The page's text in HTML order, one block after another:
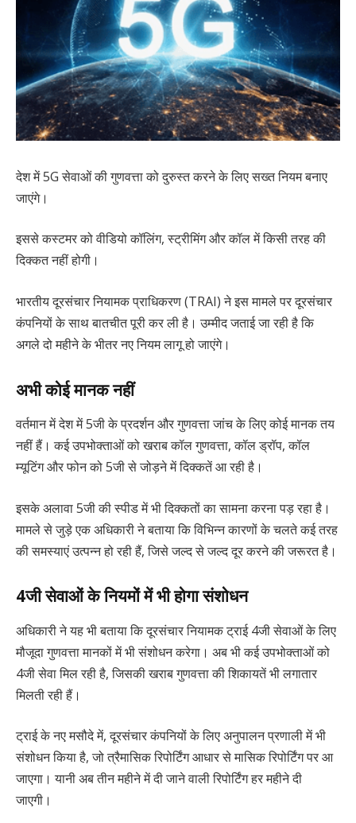
देश में 5G सेवाओं की गुणवत्ता को दुरुस्त करने के लिए सख्त नियम बनाए
जाएंगे।
इससे कस्टमर को वीडियो कॉलिंग, स्ट्रीमिंग और कॉल में किसी तरह की
दिक्कत नहीं होगी।
भारतीय दूरसंचार नियामक प्राधिकरण (TRAI) ने इस मामले पर दूरसंचार
कंपनियों के साथ बातचीत पूरी कर ली है। उम्मीद जताई जा रही है कि
अगले दो महीने के भीतर नए नियम लागू हो जाएंगे।
अभी कोई मानक नहीं
वर्तमान में देश में 5जी के प्रदर्शन और गुणवत्ता जांच के लिए कोई मानक तय
नहीं हैं। कई उपभोक्ताओं को खराब कॉल गुणवत्ता, कॉल ड्रॉप, कॉल
म्यूटिंग और फोन को 5जी से जोड़ने में दिक्कतें आ रही है।
इसके अलावा 5जी की स्पीड में भी दिक्कतों का सामना करना पड़ रहा है।
मामले से जुड़े एक अधिकारी ने बताया कि विभिन्न कारणों के चलते कई तरह
की समस्याएं उत्पन्न हो रही हैं, जिसे जल्द से जल्द दूर करने की जरूरत है।
4जी सेवाओं के नियमों में भी होगा संशोधन
अधिकारी ने यह भी बताया कि दूरसंचार नियामक ट्राई 4जी सेवाओं के लिए
मौजूदा गुणवत्ता मानकों में भी संशोधन करेगा। अब भी कई उपभोक्ताओं को
4जी सेवा मिल रही है, जिसकी खराब गुणवत्ता की शिकायतें भी लगातार
मिलती रही हैं।
ट्राई के नए मसौदे में, दूरसंचार कंपनियों के लिए अनुपालन प्रणाली में भी
संशोधन किया है, जो त्रैमासिक रिपोर्टिंग आधार से मासिक रिपोर्टिंग पर आ
जाएगा। यानी अब तीन महीने में दी जाने वाली रिपोर्टिंग हर महीने दी
जाएगी।